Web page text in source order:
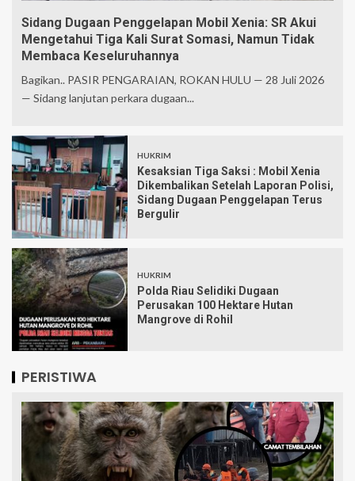
Sidang Dugaan Penggelapan Mobil Xenia: SR Akui
Mengetahui Tiga Kali Surat Somasi, Namun Tidak
Membaca Keseluruhannya
Bagikan.. PASIR PENGARAIAN, ROKAN HULU — 28 Juli 2026
— Sidang lanjutan perkara dugaan...
HUKRIM
Kesaksian Tiga Saksi : Mobil Xenia
Dikembalikan Setelah Laporan Polisi,
Sidang Dugaan Penggelapan Terus
Bergulir
HUKRIM
Polda Riau Selidiki Dugaan
Perusakan 100 Hektare Hutan
Mangrove di Rohil
PERISTIWA